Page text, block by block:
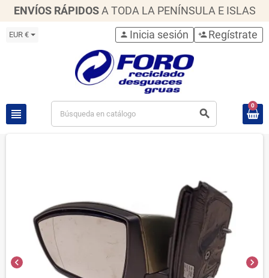
ENVÍOS RÁPIDOS A TODA LA PENÍNSULA E ISLAS
EUR €
view_headline search
person Inicia sesión person_add Regístrate
0
chevron_left chevron_right